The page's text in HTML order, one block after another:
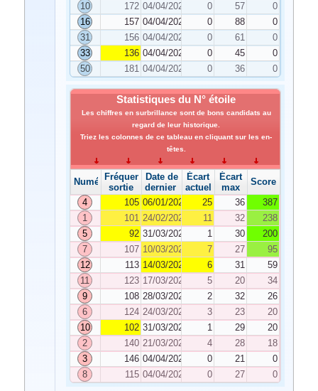
10
172 04/04/2023 0 57
0
16
157 04/04/2023 0 88
0
31
156 04/04/2023 0 61
0
33
136 04/04/2023 0 45
0
50
181 04/04/2023 0 36 0
Statistiques du N° étoile
Les chiffres en surbrillance sont de bons candidats au
regard de leur historique.
Triez les colonnes de ce tableau en cliquant sur les en-
têtes.
NuméroFréquence de
sortie
Date de
dernier tirage
Écart
actuel
Écart
max
Score
4
105 06/01/2023 25 36
387
1
101 24/02/2023 11 32
238
5
92 31/03/2023 1 30
200
7
107 10/03/2023 7 27
95
12
113 14/03/2023 6 31
59
11
123 17/03/2023 5 20
34
9
108 28/03/2023 2 32
26
6
124 24/03/2023 3 23
20
10
102 31/03/2023 1 29
20
2
140 21/03/2023 4 28
18
3
146 04/04/2023 0 21
0
8
115 04/04/2023 0 27 0